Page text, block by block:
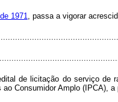
1971, passa a vigorar
de licitação do serviço de
Consumidor Amplo (IPCA),